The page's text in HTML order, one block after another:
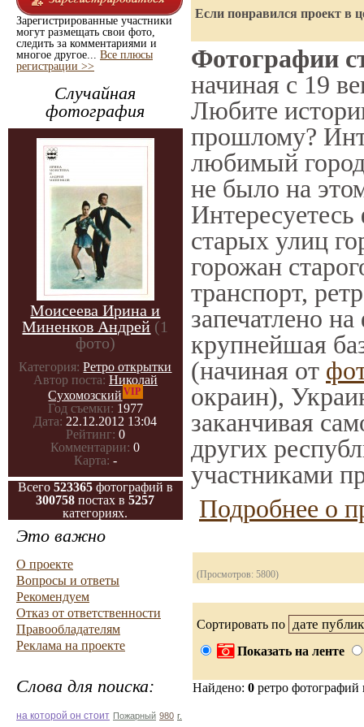
Зарегистрированные участники
могут размещать свои фото,
следить за комментариями и
многое другое... Все плюсы
регистрации >>
Случайная
фотография
Моисеева Ирина и
Миненков Андрей (1
фото)
Категория: Ретро открытки
Автор поста: Николай
Сухомозский VIP
Год съемки: 1977
Дата: 22.12.2012 13:04
Рейтинг: 0
Комментарии: 0
Карта: -
Всего 523365 фотографий в
300758 постах в5257
категориях.
Это важно
О проекте
Вопросы и ответы
Рекомендуем
Отказ от ответственности
Правообладателям
Реклама на проекте
Слова для поиска:
на которой он стоит Пожарный 980 г.
Если понравился проект в
Фотографии
начиная с 19
Любите
прошлому?
любимый
не было на
Интересуетесь
старых улиц
горожан
транспорт,
запечатлено
крупнейшая
(начиная от
окраин),
заканчивая
других
участниками
Подробнее о
(Просмотров: 5800)
Сортировать по
Показать на ленте
Найдено: 0 ретро